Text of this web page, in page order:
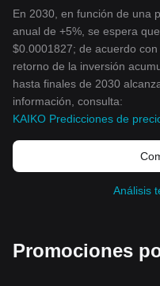
En 2030, en función de una
anual de +5%, se espera
$0.0001827; de acuerdo
retorno de la inversión
hasta finales de 2030
información, consulta:
KAIKO Predicciones de
Análisis
Promociones